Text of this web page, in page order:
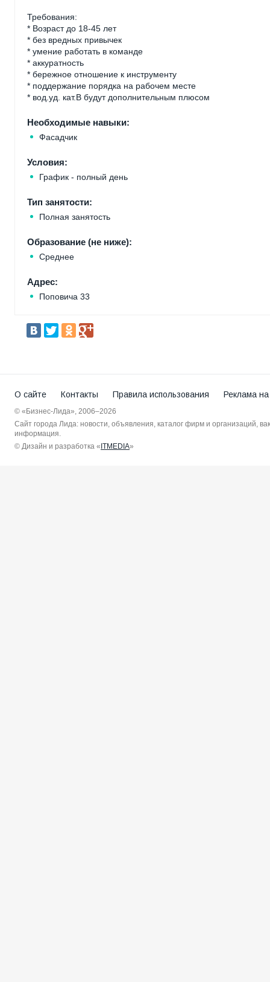
Требования:
* Возраст до 18-45 лет
* без вредных привычек
* умение работать в команде
* аккуратность
* бережное отношение к инструменту
* поддержание порядка на рабочем месте
* вод.уд. кат.В будут дополнительным плюсом
Необходимые навыки:
Фасадчик
Условия:
График - полный день
Тип занятости:
Полная занятость
Образование (не ниже):
Среднее
Адрес:
Поповича 33
О сайте Контакты Правила использования Реклама
© «Бизнес-Лида», 2006–2026
Сайт города Лида: новости, объявления, каталог фирм и организаций,
информация.
© Дизайн и разработка « ITMEDIA»